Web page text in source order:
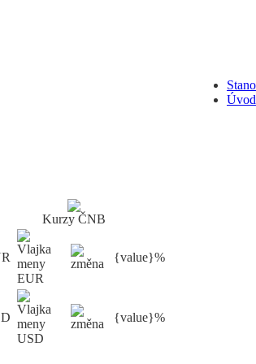
Úvod
Kurzy ČNB
{value}%
{value}%